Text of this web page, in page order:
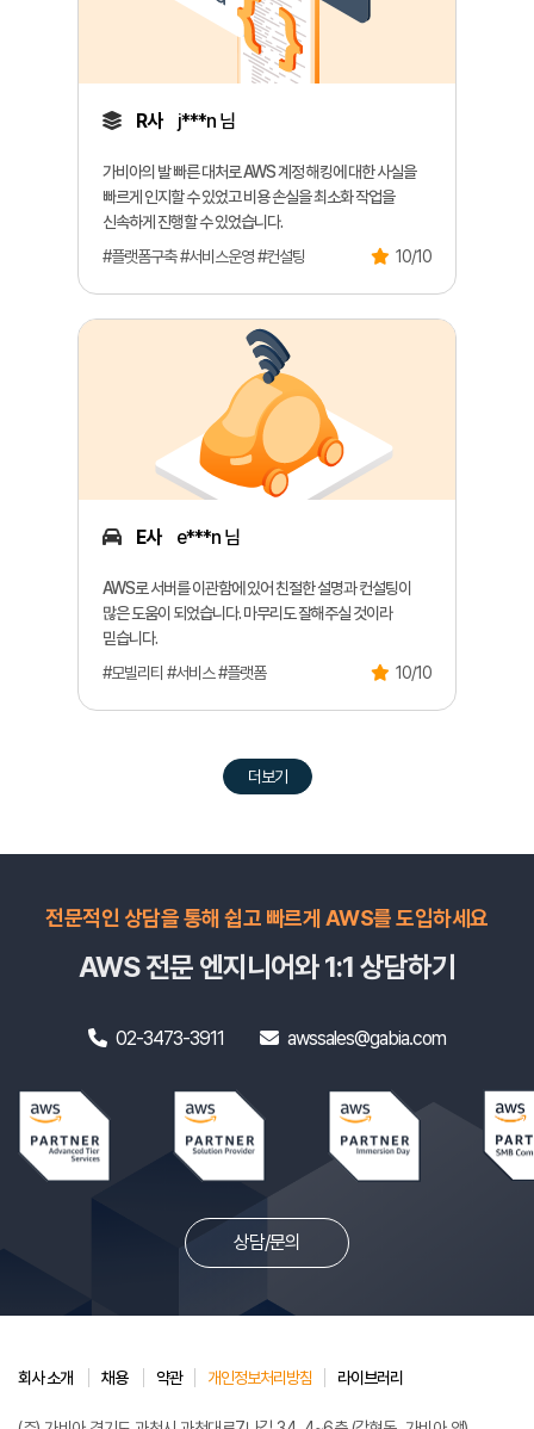
R사 j***n 님
가비아의 발 빠른 대처로 AWS 계정 해킹에 대한 사실을
빠르게 인지할 수 있었고 비용 손실을 최소화 작업을
신속하게 진행할 수 있었습니다.
#플랫폼구축 #서비스운영 #컨설팅
10/10
E사 e***n 님
AWS로 서버를 이관함에 있어 친절한 설명과 컨설팅이
많은 도움이 되었습니다. 마무리도 잘해주실 것이라
믿습니다.
#모빌리티 #서비스 #플랫폼
10/10
더보기
전문적인 상담을 통해 쉽고 빠르게 AWS를 도입하세요
AWS 전문 엔지니어와 1:1 상담하기
02-3473-3911 awssales@gabia.com
상담/문의
회사 소개 채용 약관 개인정보처리방침 라이브러리